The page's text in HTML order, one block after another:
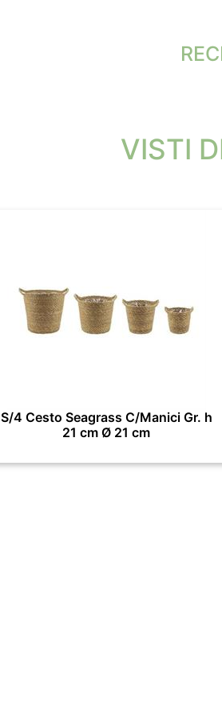
VISTI
S/4 Cesto Seagrass C/Manici Gr. h
21 cm Ø 21 cm